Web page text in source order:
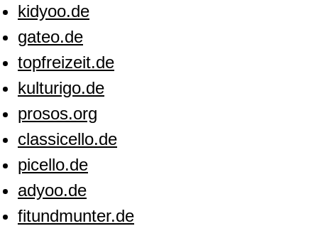
kidyoo.de
gateo.de
topfreizeit.de
kulturigo.de
prosos.org
classicello.de
picello.de
adyoo.de
fitundmunter.de